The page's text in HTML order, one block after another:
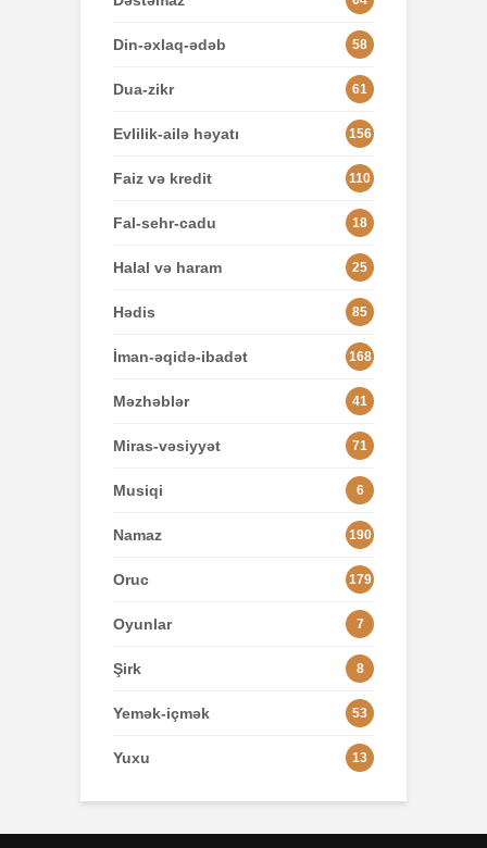
Din-əxlaq-ədəb 58
Dua-zikr 61
Evlilik-ailə həyatı 156
Faiz və kredit 110
Fal-sehr-cadu 18
Halal və haram 25
Hədis 85
İman-əqidə-ibadət 168
Məzhəblər 41
Miras-vəsiyyət 71
Musiqi 6
Namaz 190
Oruc 179
Oyunlar 7
Şirk 8
Yemək-içmək 53
Yuxu 13